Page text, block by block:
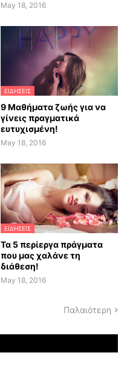
May 18, 2016
ΕΙΔΗΣΕΙΣ
9 Μαθήματα ζωής για να
γίνεις πραγματικά
ευτυχισμένη!
May 18, 2016
ΕΙΔΗΣΕΙΣ
Τα 5 περίεργα πράγματα
που μας χαλάνε τη
διάθεση!
May 18, 2016
Παλαιότερη